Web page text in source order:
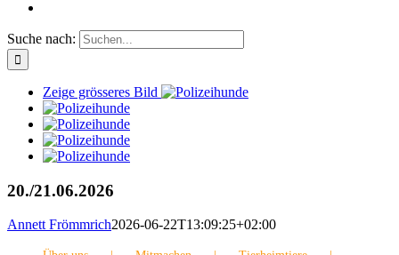
Suche nach:
Zeige grösseres Bild
20./21.06.2026
Annett Frömmrich2026-06-22T13:09:25+02:00